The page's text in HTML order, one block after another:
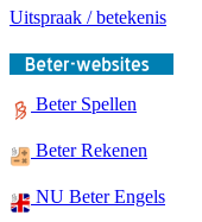
Uitspraak / betekenis
Beter Spellen
Beter Rekenen
NU Beter Engels